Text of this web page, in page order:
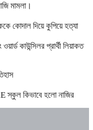
মামলা।
কোদাল দিয়ে কুপিয়ে হত্যা
কাউন্সিলর প্রার্থী লিয়াকত
স্কুল কিভাবে হলো নাজির